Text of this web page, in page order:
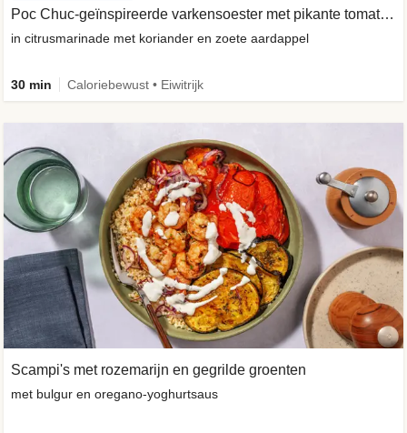
Poc Chuc-geïnspireerde varkensoester met pikante tomatensalade
in citrusmarinade met koriander en zoete aardappel
30 min Caloriebewust • Eiwitrijk
Scampi's met rozemarijn en gegrilde groenten
met bulgur en oregano-yoghurtsaus